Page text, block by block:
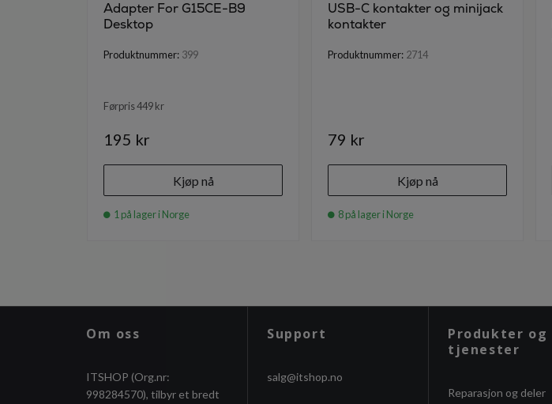
Adapter For G15CE-B9
Desktop
Produktnummer: 399
Førpris 449 kr
195 kr
Kjøp nå
1 på lager i Norge
USB-C kontakter og minijack
kontakter
Produktnummer: 2714
79 kr
Kjøp nå
8 på lager i Norge
Om oss
ITSHOP (Org.nr:
998284570), tilbyr et bredt
Support
salg@itshop.no
Produkter og
tjenester
Reparasjon og deler